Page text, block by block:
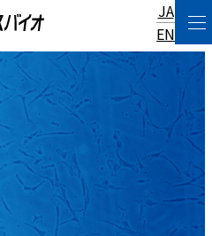
EN
JA